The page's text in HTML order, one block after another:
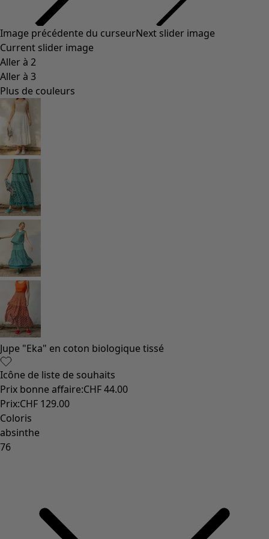
Styles de vétements
Vêtements en lin
Robes de style hippie
Grandes Tailles
À fleurs
Vêtements hippies
Une mode scandinave
Superpositions
À rayures
Des carreaux à foison
À pois
Vêtements bio
Un design suédois
Robes en jersey
Vêtements bohèmes
Des vêtements pour les soirées fraîches
Vêtements à motif
Coton
Coton biologique
Maillots de bain et vêtements de plage
Vêtements de fête
Monsoon
Étendues champêtres
Coimbatore